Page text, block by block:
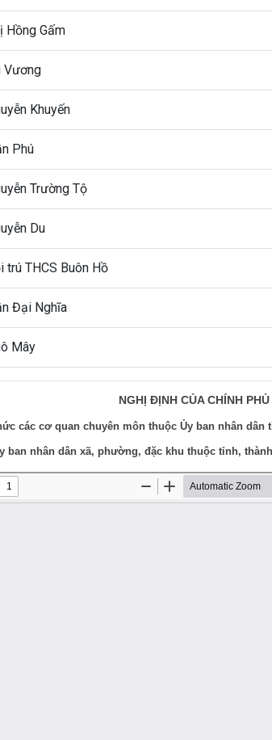
Hồng Gấm
Vương
Khuyến
Phú
Trường Tộ
Du
trú THCS Buôn Hồ
Đại Nghĩa
Mây
NGHỊ ĐỊNH CỦA CHÍNH PHỦ
các cơ quan chuyên môn thuộc Ủy ban nhân
ban nhân dân xã, phường, đặc khu thuộc tỉnh,